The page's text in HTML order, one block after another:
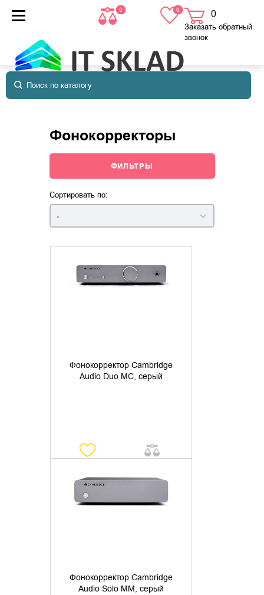
0 0 0
в корзине
Заказать обратный
звонок
Фонокорректоры
ФИЛЬТРЫ
Сортировать по:
-
Фонокорректор Cambridge
Audio Duo MC, серый
УТОЧНИТЬ НАЛИЧИЕ
Фонокорректор Cambridge
Audio Solo MM, серый
УТОЧНИТЬ НАЛИЧИЕ